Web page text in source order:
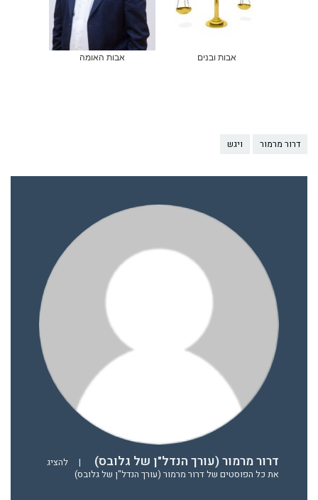
אבות ובנים אבות האומה
דרור מרמור ויגש
דרור מרמור (עורך הנדל"ן של גלובס) |
להציג
את כל הפוסטים של דרור מרמור (עורך הנדל"ן של גלובס)